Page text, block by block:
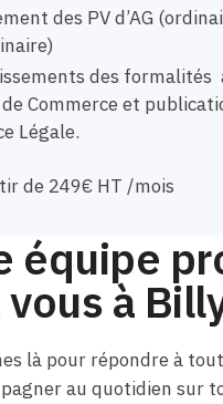
des PV d’AG
des formalités
Commerce et
Légale.
de 249€ HT /mois
équipe
vous à
là pour répondre à
au quotidien sur